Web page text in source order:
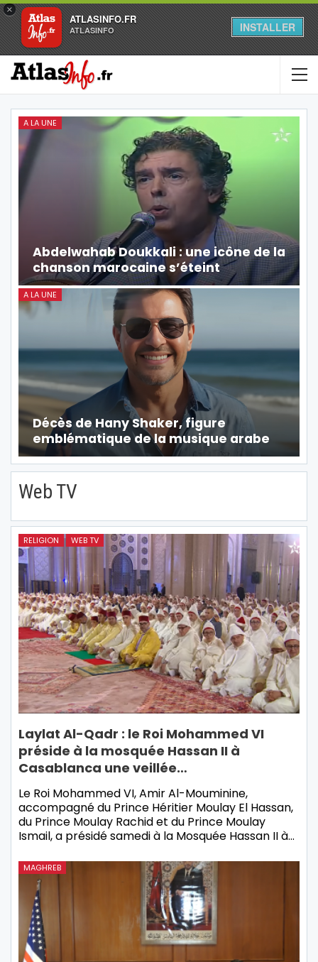
×
ATLASINFO.FR
ATLASINFO INSTALLER
A LA UNE
Abdelwahab Doukkali : une icône de la
chanson marocaine s’éteint
A LA UNE
Décès de Hany Shaker, figure
emblématique de la musique arabe
Web TV
RELIGION WEB TV
Laylat Al-Qadr : le Roi Mohammed VI
préside à la mosquée Hassan II à
Casablanca une veillée…
Le Roi Mohammed VI, Amir Al-Mouminine,
accompagné du Prince Héritier Moulay El Hassan,
du Prince Moulay Rachid et du Prince Moulay
Ismail, a présidé samedi à la Mosquée Hassan II à…
MAGHREB